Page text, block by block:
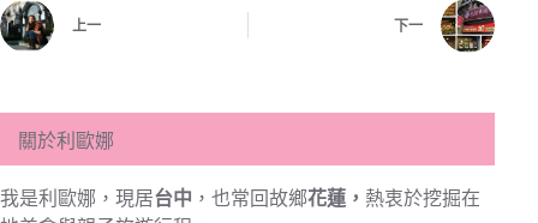
上一 下一
關於利歐娜
我是利歐娜，現居台中 ，也常回故鄉花蓮， 熱衷於挖掘在